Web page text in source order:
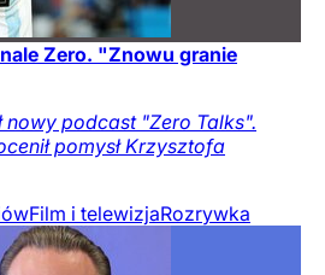
Zero. "Znowu granie
nowy podcast "Zero Talks".
pomysł Krzysztofa
Film i telewizjaRozrywka